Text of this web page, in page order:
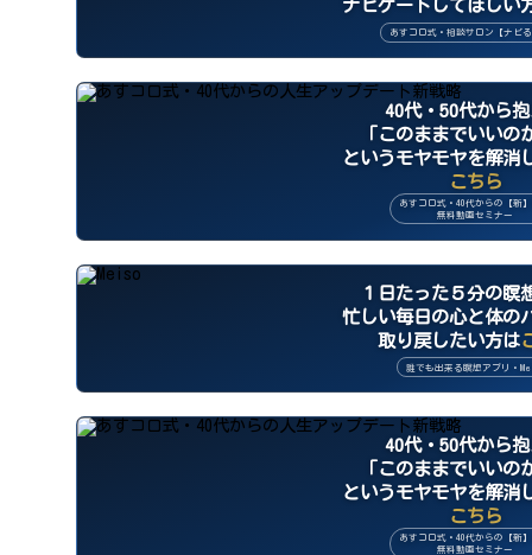
ナビゲートしてほしい
あすコロ式・相談サロン【ナビ
40代・50代から
「このままでいいの
というモヤモヤを解消
こちら
あすコロ式・40代からの【新
無料動画セミナー
１日たった５分の瞑
忙しい毎日の心と体の
取り戻したい方は
誰でも出来る瞑想アプリ・
40代・50代から
「このままでいいの
というモヤモヤを解消
こちら
あすコロ式・40代からの【新
無料動画セミナー